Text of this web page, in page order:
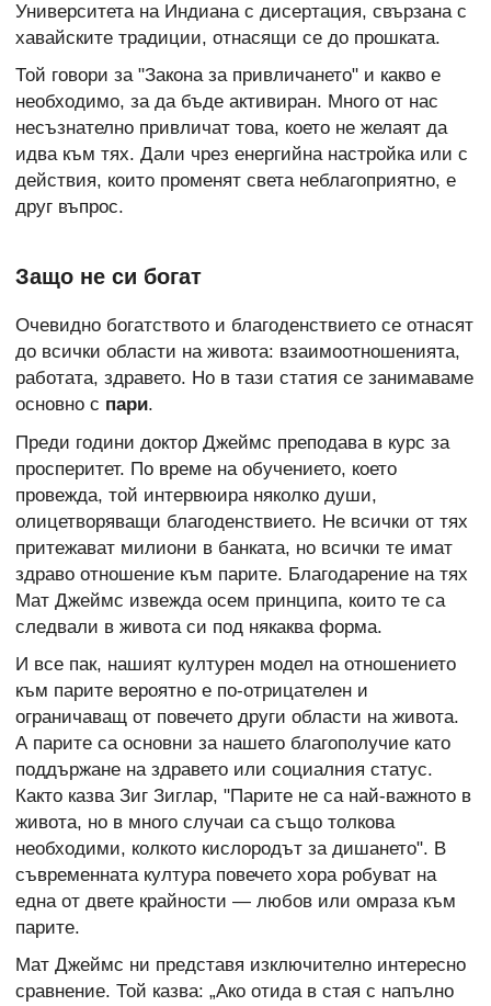
Университета на Индиана с дисертация, свързана с
хавайските традиции, отнасящи се до прошката.
Той говори за "Закона за привличането" и какво е
необходимо, за да бъде активиран. Много от нас
несъзнателно привличат това, което не желаят да
идва към тях. Дали чрез енергийна настройка или с
действия, които променят света неблагоприятно, е
друг въпрос.
Защо не си богат
Очевидно богатството и благоденствието се отнасят
до всички области на живота: взаимоотношенията,
работата, здравето. Но в тази статия се занимаваме
основно с пари.
Преди години доктор Джеймс преподава в курс за
просперитет. По време на обучението, което
провежда, той интервюира няколко души,
олицетворяващи благоденствието. Не всички от тях
притежават милиони в банката, но всички те имат
здраво отношение към парите. Благодарение на тях
Мат Джеймс извежда осем принципа, които те са
следвали в живота си под някаква формa.
И все пак, нашият културен модел на отношението
към парите вероятно е по-отрицателен и
ограничаващ от повечето други области на живота.
А парите са основни за нашето благополучие като
поддържане на здравето или социалния статус.
Както казва Зиг Зиглар, "Парите не са най-важното в
живота, но в много случаи са също толкова
необходими, колкото кислородът за дишането". В
съвременната култура повечето хора робуват на
една от двете крайности — любов или омраза към
парите.
Мат Джеймс ни представя изключително интересно
сравнение. Той казва: „Ако отида в стая с напълно